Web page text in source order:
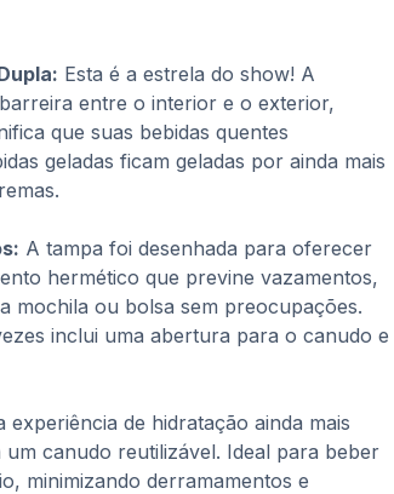
Esta é a estrela do show! A
entre o interior e o exterior,
que suas bebidas quentes
geladas ficam geladas por ainda mais
A tampa foi desenhada para oferecer
hermético que previne vazamentos,
mochila ou bolsa sem preocupações.
inclui uma abertura para o canudo e
experiência de hidratação ainda mais
canudo reutilizável. Ideal para beber
minimizando derramamentos e